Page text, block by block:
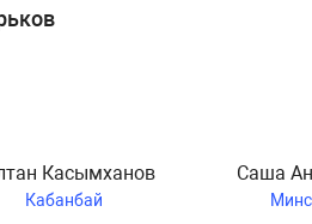
Касымханов
Кабанбай
Саша